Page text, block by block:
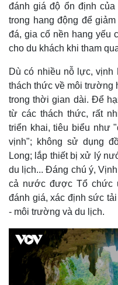
đánh giá độ ổn định
trong hang động để
đá, gia cố nền hang yếu
cho du khách khi tham
Dù có nhiều nỗ lực,
thách thức về môi trường
trong thời gian dài. Để
từ các thách thức, rất
triển khai, tiêu biểu như
vịnh"; không sử dụng
Long; lắp thiết bị xử lý
du lịch... Đáng chú ý,
cả nước được Tổ chức
đánh giá, xác định sức
- môi trường và du lịch.